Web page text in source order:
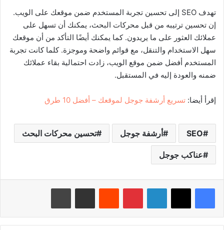
تهدف SEO إلى تحسين تجربة المستخدم ضمن موقعك على الويب.
إن تحسين ترتيبه من قبل محركات البحث، يمكنك أن تسهل على
عملائك العثور على ما يريدون. كما يمكنك أيضًا التأكد من أن موقعك
سهل الاستخدام والتنقل، مع قوائم واضحة وموجزة. كلما كانت تجربة
المستخدم أفضل ضمن موقع الويب، زادت احتمالية بقاء عملائك
ضمنه والعودة إليه في المستقبل.
إقرأ أيضا: تسريع أرشفة جوجل لموقعك – أفضل 10 طرق
SEO أرشفة جوجل تحسين محركات البحث
عناكب جوجل
لينكدإن بينتيريست مشاركة عبر البريد طباعة